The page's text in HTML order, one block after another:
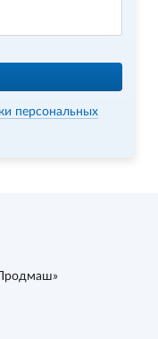
персональных